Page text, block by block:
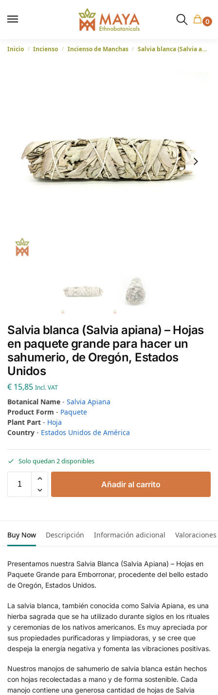
0
Inicio / Incienso / Incienso de Manchas / Salvia blanca (Salvia apiana) – Hojas en paquete grande para hacer un sahumerio, de Oregón, Estados Unidos
Salvia blanca (Salvia apiana) – Hojas
en paquete grande para hacer un
sahumerio, de Oregón, Estados
Unidos
€ 15,85 Incl. VAT
Botanical Name - Salvia Apiana
Product Form - Paquete
Plant Part - Hoja
Country - Estados Unidos de América
Solo quedan 2 disponibles
Añadir al carrito
Buy Now Descripción Información adicional Valoraciones
Presentamos nuestra Salvia Blanca (Salvia Apiana) – Hojas en
Paquete Grande para Emborronar, procedente del bello estado
de Oregón, Estados Unidos.
La salvia blanca, también conocida como Salvia Apiana, es una
hierba sagrada que se ha utilizado durante siglos en los rituales
y ceremonias de los nativos americanos. Es muy apreciada por
sus propiedades purificadoras y limpiadoras, y se cree que
despeja la energía negativa y fomenta las vibraciones positivas.
Nuestros manojos de sahumerio de salvia blanca están hechos
con hojas recolectadas a mano y de forma sostenible. Cada
manojo contiene una generosa cantidad de hojas de Salvia